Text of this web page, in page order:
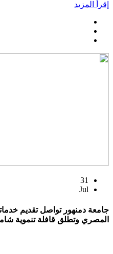
إقرأ المزيد
31
Jul
جامعة دمنهور تواصل تقديم
المصري وتطلق قافلة تنموية